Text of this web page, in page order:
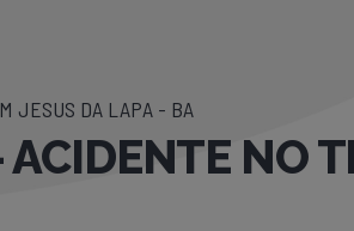
JESUS DA LAPA - BA
NO